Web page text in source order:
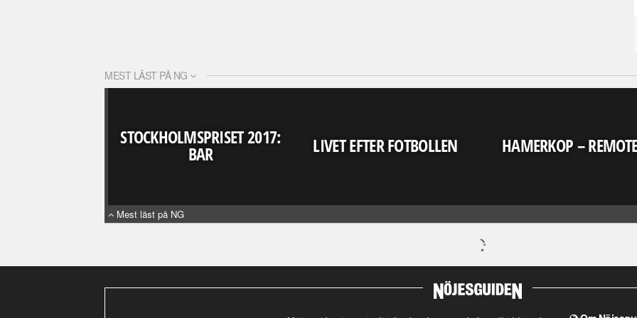
MEST LÄST PÅ NG
STOCKHOLMSPRISET 2017:
BAR LIVET EFTER FOTBOLLEN HAMERKOP –
Mest läst på NG